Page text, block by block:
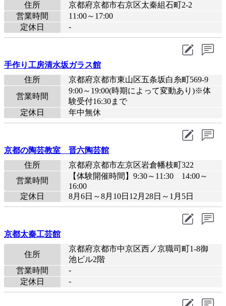
住所
京都府京都市右京区太秦組石町2-2
営業時間
11:00～17:00
定休日
-
手作り工房清水坂ガラス館
住所
京都府京都市東山区五条坂白糸町569-9
営業時間
9:00～19:00(時期によって変動あり)※体
験受付16:30まで
定休日
年中無休
京都の陶芸教室 晋六陶芸館
住所
京都府京都市左京区岩倉幡枝町322
営業時間
【体験開催時間】9:30～11:30 14:00～
16:00
定休日
8月6日～8月10日12月28日～1月5日
京都太秦工芸館
住所
京都府京都市中京区西ノ京職司町1-8御
池ビル2階
営業時間
-
定休日
-